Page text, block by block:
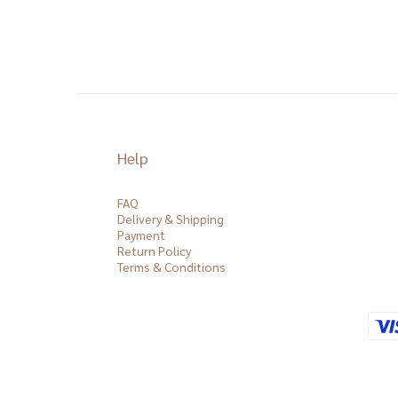
Help
FAQ
Delivery & Shipping
Payment
Return Policy
Terms & Conditions